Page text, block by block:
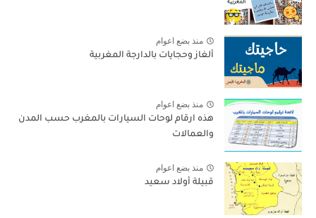
منذ بضع اعوام
ألغاز وحجايات بالدارجة المغربية
منذ بضع اعوام
هذه ارقام لوحات السيارات بالمغرب حسب المدن
والعمالات
منذ بضع اعوام
قبيلة أولاد سعيد